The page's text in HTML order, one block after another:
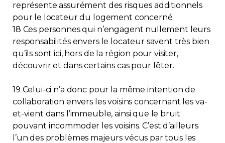
représente assurément des risques additionnels
pour le locateur du logement concerné.
18 Ces personnes qui n’engagent nullement leurs
responsabilités envers le locateur savent très bien
qu’ils sont ici, hors de la région pour visiter,
découvrir et dans certains cas pour fêter.
19 Celui-ci n’a donc pour la même intention de
collaboration envers les voisins concernant les va-
et-vient dans l’immeuble, ainsi que le bruit
pouvant incommoder les voisins. C’est d’ailleurs
l’un des problèmes majeurs vécus par tous les